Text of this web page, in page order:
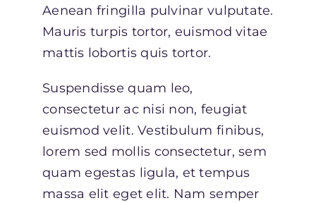
Aenean fringilla pulvinar vulputate.
Mauris turpis tortor, euismod vitae
mattis lobortis quis tortor.
Suspendisse quam leo,
consectetur ac nisi non, feugiat
euismod velit. Vestibulum finibus,
lorem sed mollis consectetur, sem
quam egestas ligula, et tempus
massa elit eget elit. Nam semper